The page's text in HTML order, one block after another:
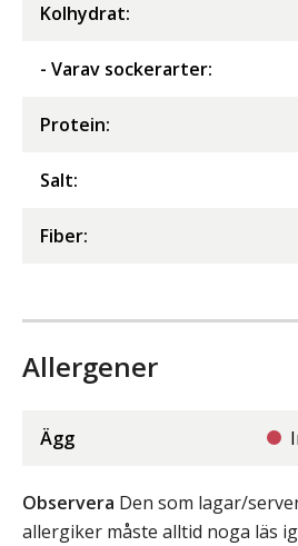
Kolhydrat:
- Varav sockerarter:
Protein:
Salt:
Fiber:
Allergener
Ägg
Observera Den som lagar/
allergiker måste alltid noga läs